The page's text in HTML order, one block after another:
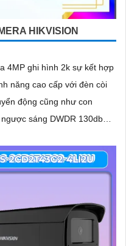
HIKVISION
4MP ghi hình 2k sự kết hợp
năng cao cấp với đèn còi
động cũng như con